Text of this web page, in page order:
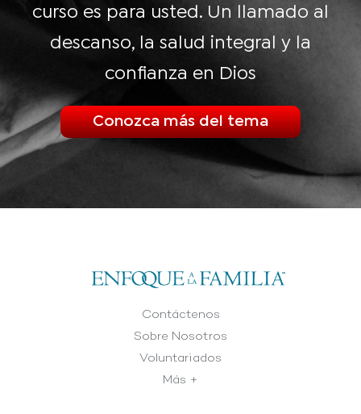
curso es para usted. Un llamado al
descanso, la salud integral y la
confianza en Dios
Conozca más del tema
Contáctenos
Sobre Nosotros
Voluntariados
Más +